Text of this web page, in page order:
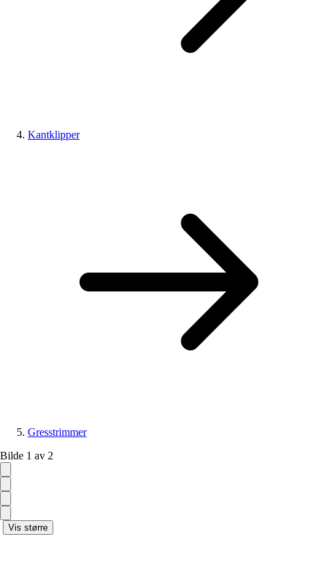
Kantklipper
Gresstrimmer
Bilde 1 av 2
Vis større